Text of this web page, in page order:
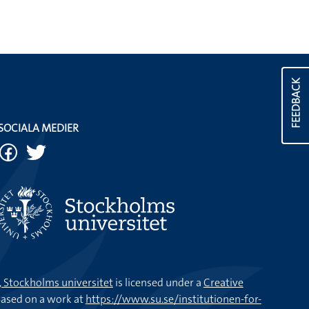
FEEDBACK
MEDIER
universitetis licensed under aCreative
on a work athttps://www.su.se/institutionen-for-